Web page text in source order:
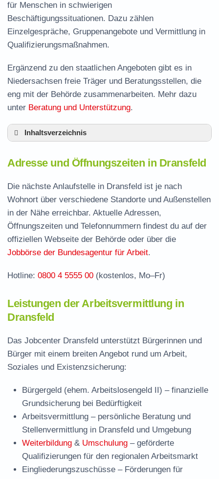
für Menschen in schwierigen
Beschäftigungssituationen. Dazu zählen
Einzelgespräche, Gruppenangebote und Vermittlung in
Qualifizierungsmaßnahmen.
Ergänzend zu den staatlichen Angeboten gibt es in
Niedersachsen freie Träger und Beratungsstellen, die
eng mit der Behörde zusammenarbeiten. Mehr dazu
unter Beratung und Unterstützung.
Inhaltsverzeichnis
Leistungen der Arbeitsvermittlung in Dransfeld
Termin vereinbaren und Bürgergeld beantragen
Jobcenter Göttingen – zuständige Stelle
Häufige Fragen rund ums Jobcenter
Adresse und Öffnungszeiten in Dransfeld
Die nächste Anlaufstelle in Dransfeld ist je nach
Wohnort über verschiedene Standorte und Außenstellen
in der Nähe erreichbar. Aktuelle Adressen,
Öffnungszeiten und Telefonnummern findest du auf der
offiziellen Webseite der Behörde oder über die
Jobbörse der Bundesagentur für Arbeit.
Hotline: 0800 4 5555 00 (kostenlos, Mo–Fr)
Leistungen der Arbeitsvermittlung in
Dransfeld
Das Jobcenter Dransfeld unterstützt Bürgerinnen und
Bürger mit einem breiten Angebot rund um Arbeit,
Soziales und Existenzsicherung:
Bürgergeld (ehem. Arbeitslosengeld II) – finanzielle
Grundsicherung bei Bedürftigkeit
Arbeitsvermittlung – persönliche Beratung und
Stellenvermittlung in Dransfeld und Umgebung
Weiterbildung & Umschulung – geförderte
Qualifizierungen für den regionalen Arbeitsmarkt
Eingliederungszuschüsse – Förderungen für